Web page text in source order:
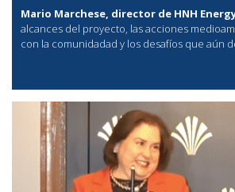
Mario Marchese, director de HNH
alcances del proyecto, las acciones
con la comunidadad y los desafíos que aún